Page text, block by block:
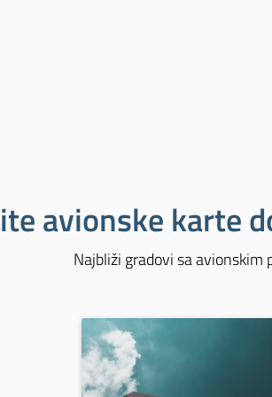
avionske karte
Najbliži gradovi sa avionskim